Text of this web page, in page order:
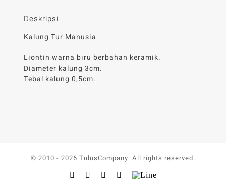
Deskripsi
Kalung Tur Manusia
Liontin warna biru berbahan keramik.
Diameter kalung 3cm.
Tebal kalung 0,5cm.
© 2010 - 2026 TulusCompany. All rights reserved.
Facebook
TwitterYouTubeInstagram
Line